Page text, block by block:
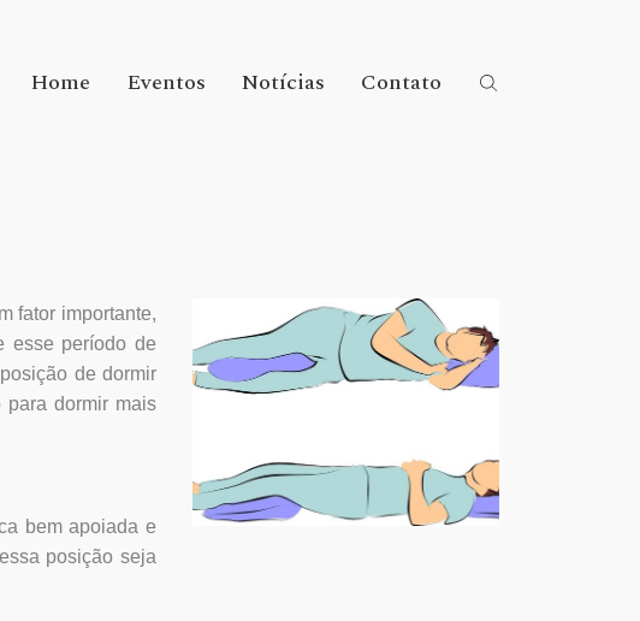
Home Eventos Notícias Contato
fator importante,
esse período de
de dormir
para dormir mais
bem apoiada e
posição seja